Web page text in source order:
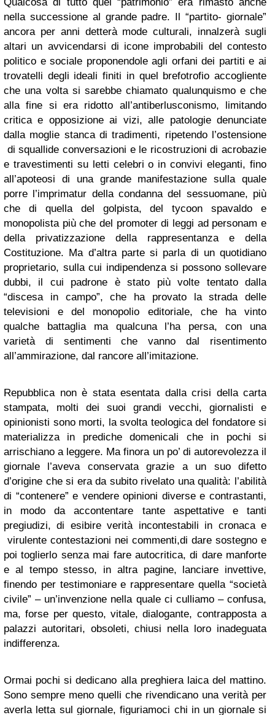
nella successione al grande padre. Il “partito- giornale”
ancora per anni detterà mode culturali, innalzerà sugli
altari un avvicendarsi di icone improbabili del contesto
politico e sociale proponendole agli orfani dei partiti e ai
trovatelli degli ideali finiti in quel brefotrofio accogliente
che una volta si sarebbe chiamato qualunquismo e che
alla fine si era ridotto all’antiberlusconismo, limitando
critica e opposizione ai vizi, alle patologie denunciate
dalla moglie stanca di tradimenti, ripetendo l’ostensione
di squallide conversazioni e le ricostruzioni di acrobazie
e travestimenti su letti celebri o in convivi eleganti, fino
all’apoteosi di una grande manifestazione sulla quale
porre l’imprimatur della condanna del sessuomane, più
che di quella del golpista, del tycoon spavaldo e
monopolista più che del promoter di leggi ad personam e
della privatizzazione della rappresentanza e della
Costituzione. Ma d’altra parte si parla di un quotidiano
proprietario, sulla cui indipendenza si possono sollevare
dubbi, il cui padrone è stato più volte tentato dalla
“discesa in campo”, che ha provato la strada delle
televisioni e del monopolio editoriale, che ha vinto
qualche battaglia ma qualcuna l’ha persa, con una
varietà di sentimenti che vanno dal risentimento
all’ammirazione, dal rancore all’imitazione.
Repubblica non è stata esentata dalla crisi della carta
stampata, molti dei suoi grandi vecchi, giornalisti e
opinionisti sono morti, la svolta teologica del fondatore si
materializza in prediche domenicali che in pochi si
arrischiano a leggere. Ma finora un po’ di autorevolezza il
giornale l’aveva conservata grazie a un suo difetto
d’origine che si era da subito rivelato una qualità: l’abilità
di “contenere” e vendere opinioni diverse e contrastanti,
in modo da accontentare tante aspettative e tanti
pregiudizi, di esibire verità incontestabili in cronaca e
virulente contestazioni nei commenti,di dare sostegno e
poi toglierlo senza mai fare autocritica, di dare manforte
e al tempo stesso, in altra pagine, lanciare invettive,
finendo per testimoniare e rappresentare quella “società
civile” – un’invenzione nella quale ci culliamo – confusa,
ma, forse per questo, vitale, dialogante, contrapposta a
palazzi autoritari, obsoleti, chiusi nella loro inadeguata
indifferenza.
Ormai pochi si dedicano alla preghiera laica del mattino.
Sono sempre meno quelli che rivendicano una verità per
averla letta sul giornale, figuriamoci chi in un giornale si